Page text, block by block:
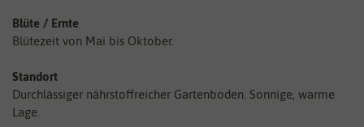
Blüte / Ernte
Blütezeit von Mai bis Oktober.
Standort
Durchlässiger nährstoffreicher Gartenboden. Sonnige, warme
Lage.